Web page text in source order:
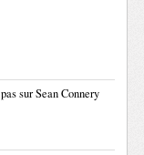
sur Sean Connery